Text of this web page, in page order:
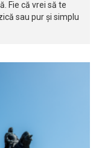
Fie că vrei să te
sau pur și simplu